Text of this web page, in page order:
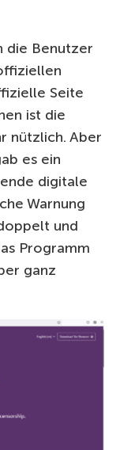
die Benutzer
Seite
ist die
nützlich. Aber
es ein
digitale
Warnung
und
Programm
ganz